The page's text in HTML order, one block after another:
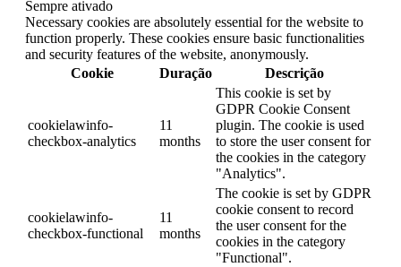
Sempre ativado
Necessary cookies are absolutely essential for the website to
function properly. These cookies ensure basic functionalities
and security features of the website, anonymously.
Cookie
Duração Descrição
cookielawinfo-
checkbox-analytics
11
months
This cookie is set by
GDPR Cookie Consent
plugin. The cookie is used
to store the user consent for
the cookies in the category
"Analytics".
cookielawinfo-
checkbox-functional
11
months
The cookie is set by GDPR
cookie consent to record
the user consent for the
cookies in the category
"Functional".